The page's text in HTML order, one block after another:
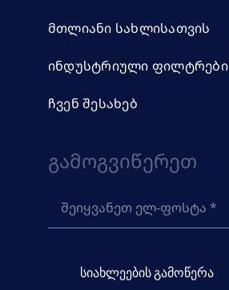
მთლიანი სახლისათვის
ინდუსტრიული ფილტრები
ჩვენ შესახებ
Გამოგვიწერეთ
სიახლეების გამოწერა